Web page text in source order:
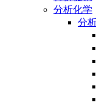
分析化学
分